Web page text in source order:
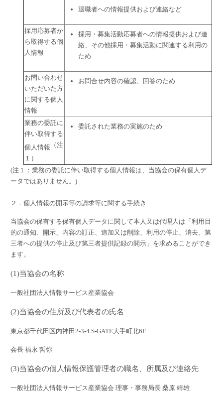
退職者への情報提供および連絡など
採用応募者か
ら取得する個
人情報
採用・募集活動応募者への情報提供および連
絡、その他採用・募集活動に関連する利用の
ため
お問い合わせ
いただいた方
に関する個人
情報
お問合せ内容の確認、回答のため
業務の委託に
伴い取得する
個人情報 （注
１）
委託された業務の実施のため
(注１：業務の委託に伴い取得する個人情報は、当協会の保有個人デ
ータではありません。)
２．個人情報の開示等の請求等に関する手続き
当協会の保有する保有個人データに関して本人又は代理人は「利用目
的の通知、開示、内容の訂正、追加又は削除、利用の停止、消去、第
三者への提供の停止及び第三者提供記録の開示」を求めることができ
ます。
(1)当協会の名称
一般社団法人情報サービス産業協会
(2)当協会の住所及び代表者の氏名
東京都千代田区内神田2-3-4 S-GATE大手町北6F
会長 福永 哲弥
(3)当協会の個人情報保護管理者の職名、所属及び連絡先
一般社団法人情報サービス産業協会 理事・事務局長 桑原 靖雄